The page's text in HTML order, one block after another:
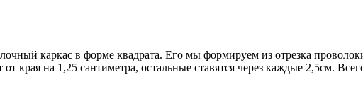
каркас в форме квадрата. Его мы формируем из отрезка
края на 1,25 сантиметра, остальные ставятся через каждые 2,5см.